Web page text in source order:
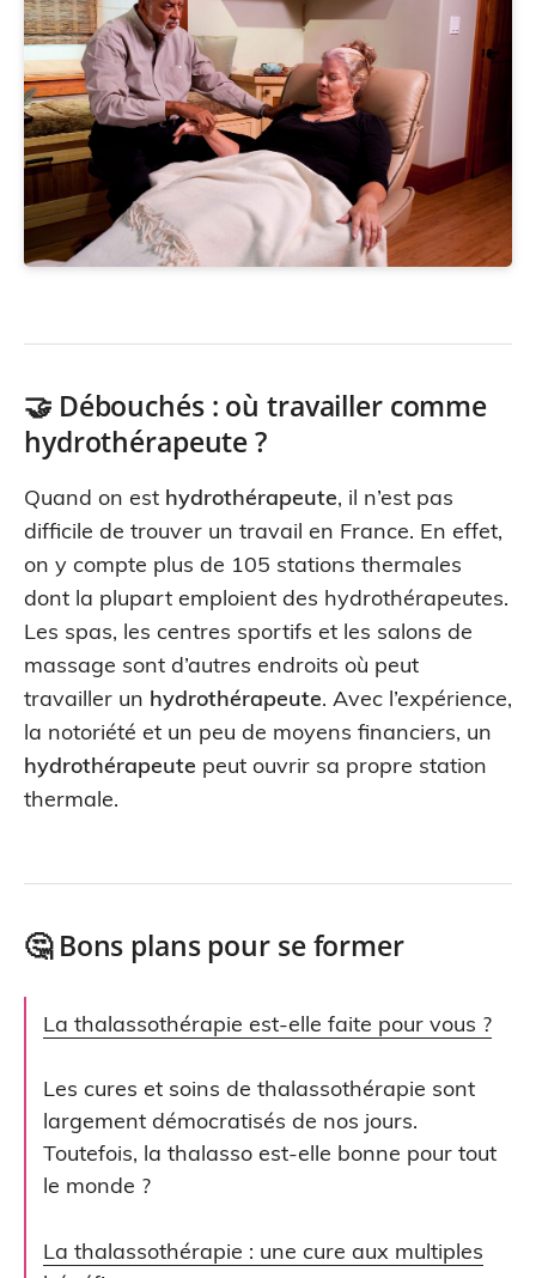
🤝 Débouchés : où travailler comme
hydrothérapeute ?
Quand on est hydrothérapeute, il n’est pas
difficile de trouver un travail en France. En effet,
on y compte plus de 105 stations thermales
dont la plupart emploient des hydrothérapeutes.
Les spas, les centres sportifs et les salons de
massage sont d’autres endroits où peut
travailler un hydrothérapeute. Avec l’expérience,
la notoriété et un peu de moyens financiers, un
hydrothérapeute peut ouvrir sa propre station
thermale.
🤔 Bons plans pour se former
La thalassothérapie est-elle faite pour vous ?
Les cures et soins de thalassothérapie sont
largement démocratisés de nos jours.
Toutefois, la thalasso est-elle bonne pour tout
le monde ?
La thalassothérapie : une cure aux multiples